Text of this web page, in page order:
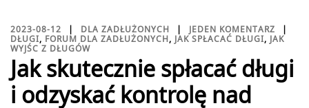
2023-08-12 DLA ZADŁUŻONYCH
JEDEN KOMENTARZ
DŁUGI, FORUM DLA ZADŁUŻONYCH, JAK SPŁACAĆ DŁUGI, JAK
WYJŚC Z DŁUGÓW
Jak skutecznie spłacać długi
i odzyskać kontrolę nad